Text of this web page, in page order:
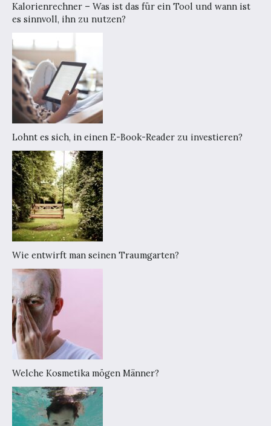
Kalorienrechner – Was ist das für ein Tool und wann ist
es sinnvoll, ihn zu nutzen?
Lohnt es sich, in einen E-Book-Reader zu investieren?
Wie entwirft man seinen Traumgarten?
Welche Kosmetika mögen Männer?